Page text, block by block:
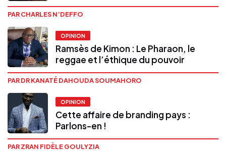
PAR CHARLES N’DEFFO
OPINION
Ramsès de Kimon : Le Pharaon, le
reggae et l’éthique du pouvoir
PAR DR KANATÉ DAHOUDA SOUMAHORO
OPINION
Cette affaire de branding pays :
Parlons-en !
PAR ZRAN FIDÈLE GOULYZIA